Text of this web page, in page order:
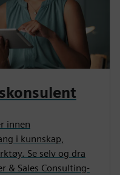
innen
i kunnskap,
Se selv og dra
& Sales Consulting-